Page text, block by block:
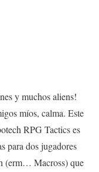
y muchos aliens!
míos, calma. Este
RPG Tactics es
para dos jugadores
(erm… Macross) que